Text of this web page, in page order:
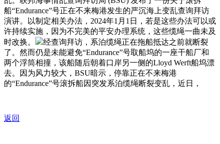
船“Endurance”号正在不来梅港发生的严沉海上变乱查询拜访
演讲。以制定相关办法，2024年1月1日，若是这些办法可以或
许持续实施，因为不完美的平安办理系统，这些缆绳一曲未及
时改换。
经查询拜访，系泊缆绳正在拖船抵达之前就断裂
了。然而仍是未能避免“Endurance”号取船坞的一座干船厂和
两个浮筒相撞，该船随后朝着口岸另一侧的Lloyd Werft船坞漂
去。因为风力较大，BSU暗示，停靠正在不来梅港
的“Endurance”号滚拆船因突发系泊缆绳断裂变乱，近日，
返回